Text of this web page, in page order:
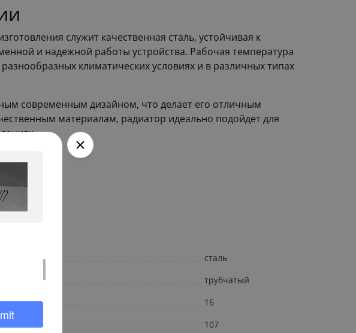
служит качественная сталь, устойчивая к
и надежной работы устройства. Рабочая температура
климатических условиях и в различных типах
современным дизайном, что делает его отличным
материалам, радиатор идеально подойдет для
сталь
трубчатый
секций
16
107